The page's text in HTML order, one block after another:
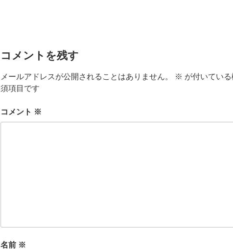
コメントを残す
メールアドレスが公開されることはありません。 ※ が付いてい
須項目です
コメント ※
名前 ※